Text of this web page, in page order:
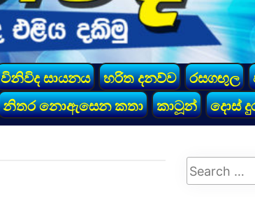
විනිවිද සායනය හරිත දනව්ව රසගඟුල
නිතර නොඇසෙන කතා කාටූන් දොස්